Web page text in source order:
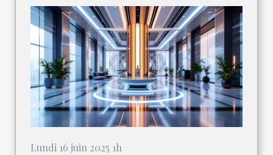
Lundi 16 juin 2025 1h